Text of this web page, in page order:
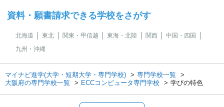
資料・願書請求できる学校をさがす
北海道 東北 関東・甲信越 東海・北陸 関西
中国・四国
九州・沖縄
マイナビ進学(大学・短期大学・専門学校)
専門学校一覧
大阪府の専門学校一覧
ECCコンピュータ専門学校 学びの特色